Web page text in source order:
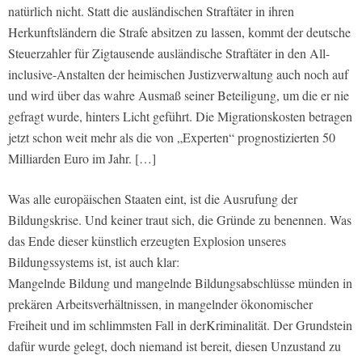
natürlich nicht. Statt die ausländischen Straftäter in ihren
Herkunftsländern die Strafe absitzen zu lassen, kommt der deutsche
Steuerzahler für Zigtausende ausländische Straftäter in den All-
inclusive-Anstalten der heimischen Justizverwaltung auch noch auf
und wird über das wahre Ausmaß seiner Beteiligung, um die er nie
gefragt wurde, hinters Licht geführt. Die Migrationskosten betragen
jetzt schon weit mehr als die von „Experten“ prognostizierten 50
Milliarden Euro im Jahr. […]
Was alle europäischen Staaten eint, ist die Ausrufung der
Bildungskrise. Und keiner traut sich, die Gründe zu benennen. Was
das Ende dieser künstlich erzeugten Explosion unseres
Bildungssystems ist, ist auch klar:
Mangelnde Bildung und mangelnde Bildungsabschlüsse münden in
prekären Arbeitsverhältnissen, in mangelnder ökonomischer
Freiheit und im schlimmsten Fall in derKriminalität. Der Grundstein
dafür wurde gelegt, doch niemand ist bereit, diesen Unzustand zu